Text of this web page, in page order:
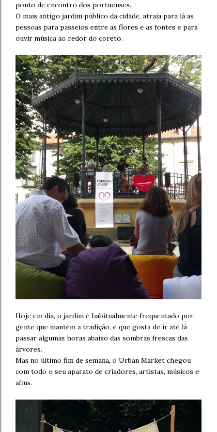
ponto de encontro dos portuenses.
O mais antigo jardim público da cidade, atraía para lá as
pessoas para passeios entre as flores e as fontes e para
ouvir música ao redor do coreto.
Hoje em dia, o jardim é habitualmente frequentado por
gente que mantém a tradição, e que gosta de ir até lá
passar algumas horas abaixo das sombras frescas das
árvores.
Mas no último fim de semana, o Urban Market chegou
com todo o seu aparato de criadores, artistas, músicos e
afins.